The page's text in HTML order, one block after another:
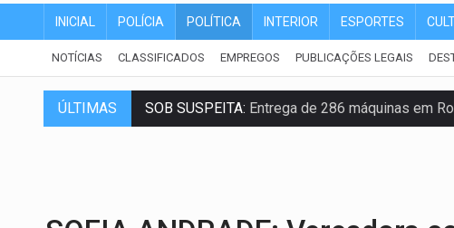
INICIAL POLÍCIA POLÍTICA INTERIOR ESPORTES
NOTÍCIAS CLASSIFICADOS EMPREGOS PUBLICAÇÕES LEGAIS
ÚLTIMAS
SOB SUSPEITA:Entrega de 286 máquinas em
ARTIGO:Reter até 50% no distrato imobiliário é